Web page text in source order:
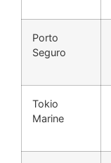
Porto
Seguro
Tokio
Marine